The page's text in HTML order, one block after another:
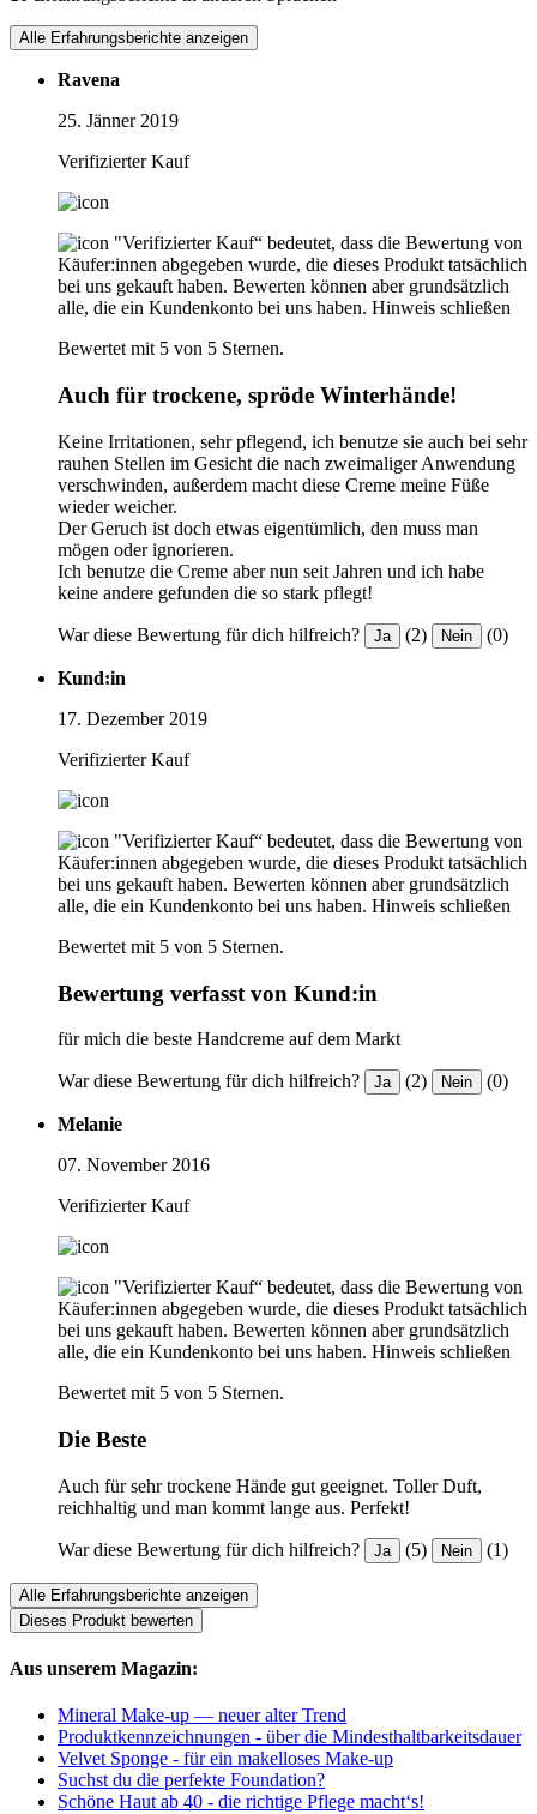
Alle Erfahrungsberichte anzeigen
Ravena
25. Jänner 2019
Verifizierter Kauf
"Verifizierter Kauf“ bedeutet, dass die Bewertung von
Käufer:innen abgegeben wurde, die dieses Produkt tatsächlich
bei uns gekauft haben. Bewerten können aber grundsätzlich
alle, die ein Kundenkonto bei uns haben. Hinweis schließen
Bewertet mit 5 von 5 Sternen.
Auch für trockene, spröde Winterhände!
Keine Irritationen, sehr pflegend, ich benutze sie auch bei sehr
rauhen Stellen im Gesicht die nach zweimaliger Anwendung
verschwinden, außerdem macht diese Creme meine Füße
wieder weicher.
Der Geruch ist doch etwas eigentümlich, den muss man
mögen oder ignorieren.
Ich benutze die Creme aber nun seit Jahren und ich habe
keine andere gefunden die so stark pflegt!
War diese Bewertung für dich hilfreich? Ja (2) Nein (0)
Kund:in
17. Dezember 2019
Verifizierter Kauf
"Verifizierter Kauf“ bedeutet, dass die Bewertung von
Käufer:innen abgegeben wurde, die dieses Produkt tatsächlich
bei uns gekauft haben. Bewerten können aber grundsätzlich
alle, die ein Kundenkonto bei uns haben. Hinweis schließen
Bewertet mit 5 von 5 Sternen.
Bewertung verfasst von Kund:in
für mich die beste Handcreme auf dem Markt
War diese Bewertung für dich hilfreich? Ja (2) Nein (0)
Melanie
07. November 2016
Verifizierter Kauf
"Verifizierter Kauf“ bedeutet, dass die Bewertung von
Käufer:innen abgegeben wurde, die dieses Produkt tatsächlich
bei uns gekauft haben. Bewerten können aber grundsätzlich
alle, die ein Kundenkonto bei uns haben. Hinweis schließen
Bewertet mit 5 von 5 Sternen.
Die Beste
Auch für sehr trockene Hände gut geeignet. Toller Duft,
reichhaltig und man kommt lange aus. Perfekt!
War diese Bewertung für dich hilfreich? Ja (5) Nein (1)
Alle Erfahrungsberichte anzeigen
Dieses Produkt bewerten
Aus unserem Magazin:
Mineral Make-up — neuer alter Trend
Produktkennzeichnungen - über die Mindesthaltbarkeitsdauer
Velvet Sponge - für ein makelloses Make-up
Suchst du die perfekte Foundation?
Schöne Haut ab 40 - die richtige Pflege macht‘s!